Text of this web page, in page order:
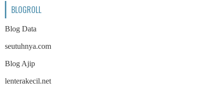
BLOGROLL
Blog Data
seutuhnya.com
Blog Ajip
lenterakecil.net